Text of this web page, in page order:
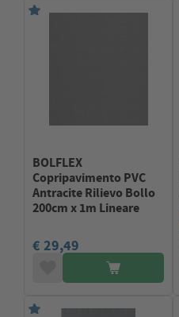
BOLFLEX
Copripavimento PVC
Antracite Rilievo Bollo
200cm x 1m Lineare
€ 29,49